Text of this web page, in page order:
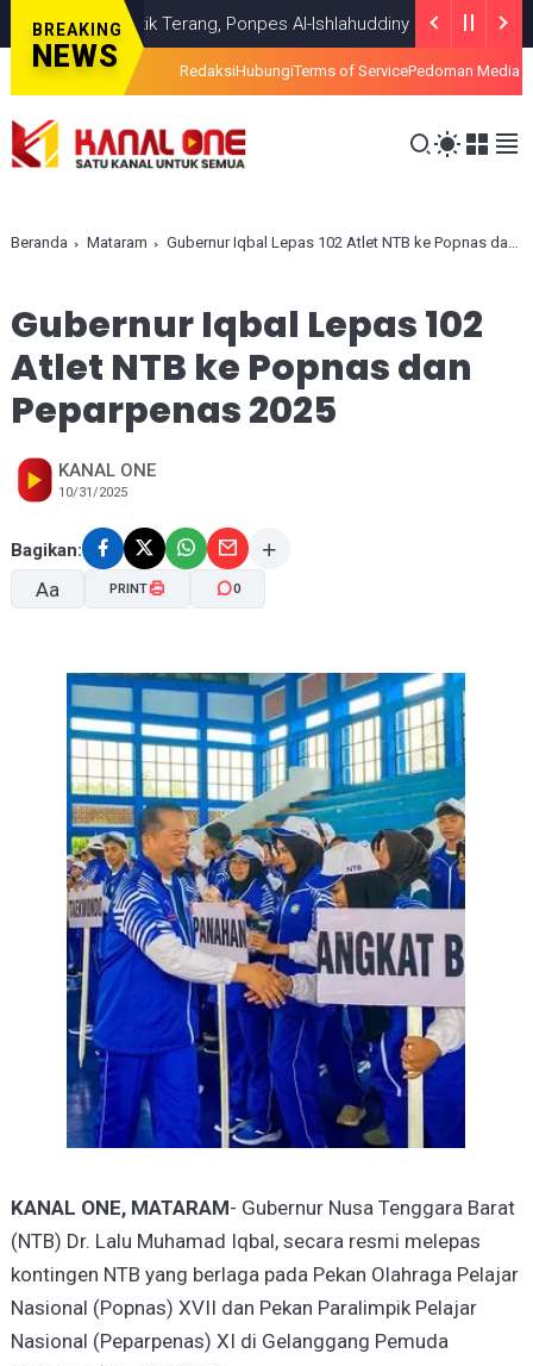
BREAKING
NEWS
Titik Terang, Ponpes Al-Ishlahuddiny Keluarkan Maklumlat
RedaksiHubungiTerms of ServicePedoman Media
Beranda Mataram Gubernur Iqbal Lepas 102 Atlet NTB ke Popnas dan Peparpenas 2025
Gubernur Iqbal Lepas 102
Atlet NTB ke Popnas dan
Peparpenas 2025
KANAL ONE
10/31/2025
Bagikan:
Aa
A- A+
PRINT 0
KANAL ONE, MATARAM- Gubernur Nusa Tenggara Barat
(NTB) Dr. Lalu Muhamad Iqbal, secara resmi melepas
kontingen NTB yang berlaga pada Pekan Olahraga Pelajar
Nasional (Popnas) XVII dan Pekan Paralimpik Pelajar
Nasional (Peparpenas) XI di Gelanggang Pemuda